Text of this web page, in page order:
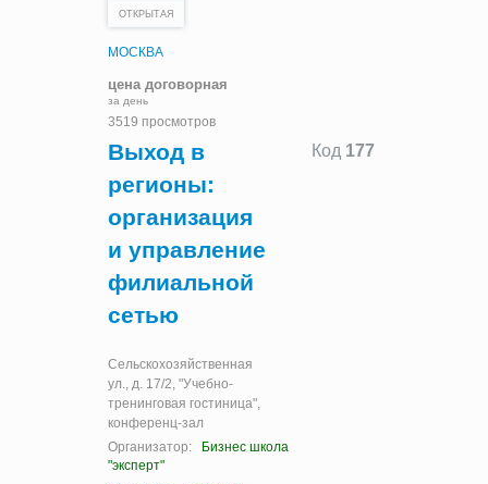
ОТКРЫТАЯ
МОСКВА
цена договорная
за день
3519 просмотров
Код 177
Выход в
регионы:
организация
и управление
филиальной
сетью
Сельскохозяйственная
ул., д. 17/2, "Учебно-
тренинговая гостиница",
конференц-зал
Организатор:
Бизнес школа
"эксперт"